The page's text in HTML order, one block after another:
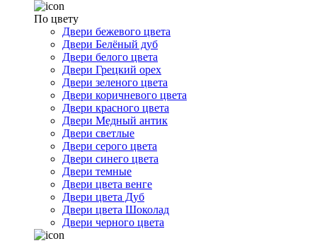
По цвету
Двери бежевого цвета
Двери Белёный дуб
Двери белого цвета
Двери Грецкий орех
Двери зеленого цвета
Двери коричневого цвета
Двери красного цвета
Двери Медный антик
Двери светлые
Двери серого цвета
Двери синего цвета
Двери темные
Двери цвета венге
Двери цвета Дуб
Двери цвета Шоколад
Двери черного цвета